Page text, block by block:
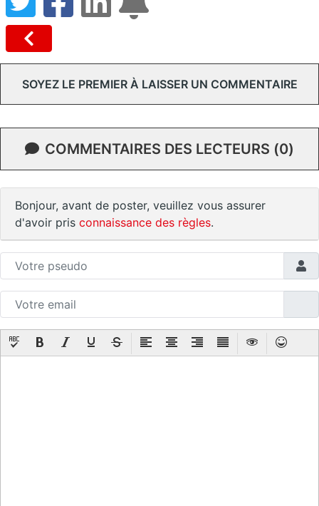
SOYEZ LE PREMIER À LAISSER UN COMMENTAIRE
COMMENTAIRES DES LECTEURS (0)
Bonjour, avant de poster, veuillez vous assurer
d'avoir pris connaissance des règles.